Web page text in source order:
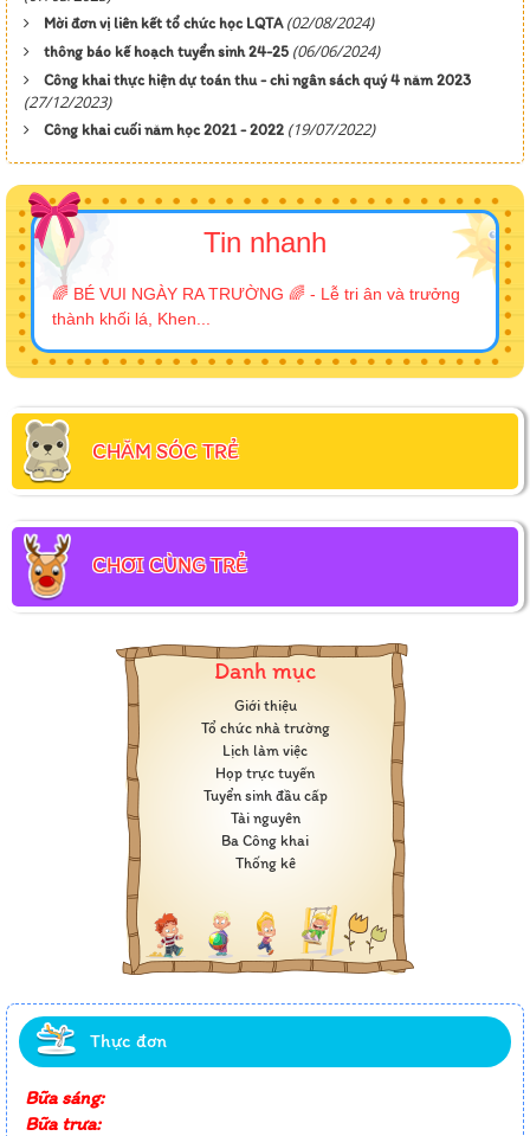
Mời đơn vị liên kết tổ chức học LQTA (02/08/2024)
thông báo kế hoạch tuyển sinh 24-25 (06/06/2024)
Công khai thực hiện dự toán thu - chi ngân sách quý 4 năm 2023
(27/12/2023)
Công khai cuối năm học 2021 - 2022 (19/07/2022)
Tin nhanh
🌈 BÉ VUI NGÀY RA TRƯỜNG 🌈 - Lễ tri ân và trưởng
thành khối lá, Khen...
CHĂM SÓC TRẺ
CHƠI CÙNG TRẺ
Danh mục
Giới thiệu
Tổ chức nhà trường
Lịch làm việc
Họp trực tuyến
Tuyển sinh đầu cấp
Tài nguyên
Ba Công khai
Thống kê
Thực đơn
Bữa sáng:
Bữa trưa: